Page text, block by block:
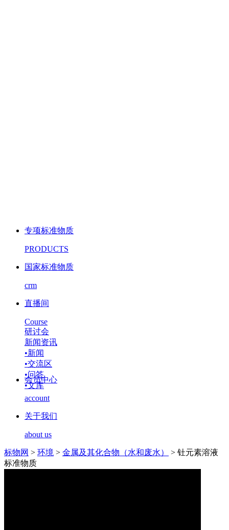
专项标准物质
PRODUCTS
国家标准物质
crm
直播间
Course
研讨会
新闻资讯
•新闻
•交流区
•问答
•文库
会员中心
account
关于我们
about us
标物网 > 环境 > 金属及其化合物（水和废水） > 钍元素溶液
标准物质